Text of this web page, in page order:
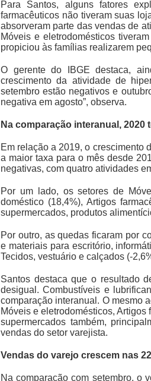
Para Santos, alguns fatores
farmacêuticos não tiveram suas
absorveram parte das vendas de
Móveis e eletrodomésticos
propiciou às famílias realizarem
O gerente do IBGE destaca,
crescimento da atividade de
setembro estão negativos e
negativa em agosto”, observa.
Na comparação interanual,
Em relação a 2019, o crescimento
a maior taxa para o mês desde
negativas, com quatro atividades
Por um lado, os setores de
doméstico (18,4%), Artigos
supermercados, produtos
Por outro, as quedas ficaram por
e materiais para escritório,
Tecidos, vestuário e calçados (-
Santos destaca que o resultado
desigual. Combustíveis e
comparação interanual. O mesmo
Móveis e eletrodomésticos,
supermercados também,
vendas do setor varejista.
Vendas do varejo crescem nas
Na comparação com setembro, o